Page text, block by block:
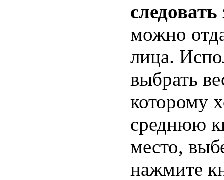
можно
лица.
выбрать
которому
среднюю
место,
нажмите